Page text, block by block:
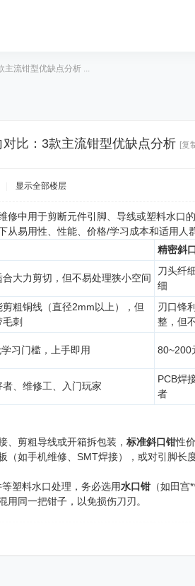
主流钳型优缺点分析 ...
比：3款主流钳型优缺点分析 [复
显示全部楼层
修中用于剪断元件引脚、导线或塑料水口
从易用性、性能、价格/学习成本和适用人
精密斜
大力剪切，但不易处理狭小空间
刀头纤
细
粗铜线（直径2mm以上），但
刺
刃口锋
整，但
习门槛，上手即用 80~200
、维修工、入门玩家
PCB焊
者
、剪粗导线或开箱拆包装， 标准斜口钳性
（如手机维修、SMT焊接），或对引脚长
塑料水口处理，务必选用水口钳（如田宫
用同一把钳子，以免损伤刀刃。